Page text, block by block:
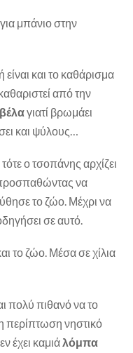
μπάνιο στην
και το καθάρισμα
από την
γιατί βρωμάει
και ψύλους…
ο τσοπάνης αρχίζει
προσπαθώντας να
το ζώο. Μέχρι να
σε αυτό.
το ζώο. Μέσα σε χίλια
πολύ πιθανό να το
περίπτωση νηστικό
έχει καμιά λόμπα